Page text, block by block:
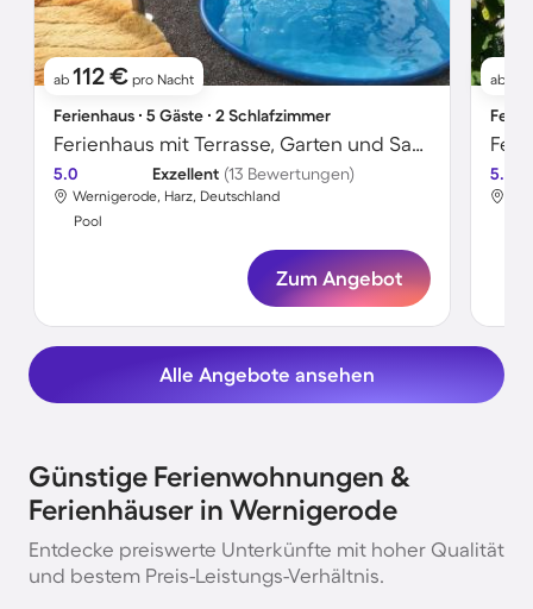
ab 112 € pro Nacht
Ferienhaus ∙ 5 Gäste ∙ 2 Schlafzimmer
Ferienhaus mit Terrasse, Garten und Sauna | Gartenblick | Perfekt für die Arbeit von Zuhause
5.0 Exzellent (13 Bewertungen)
Wernigerode, Harz, Deutschland
Pool
Zum Angebot
ab
5.0
Alle Angebote ansehen
Günstige Ferienwohnungen &
Ferienhäuser in Wernigerode
Entdecke preiswerte Unterkünfte mit hoher Qualität
und bestem Preis-Leistungs-Verhältnis.